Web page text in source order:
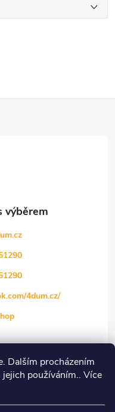
Dalším procházením
používáním.. Více
4dum.cz/